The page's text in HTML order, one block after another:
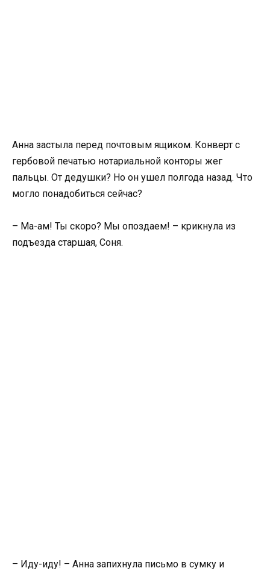
Анна застыла перед почтовым ящиком. Конверт с
гербовой печатью нотариальной конторы жег
пальцы. От дедушки? Но он ушел полгода назад. Что
могло понадобиться сейчас?
– Ма-ам! Ты скоро? Мы опоздаем! – крикнула из
подъезда старшая, Соня.
– Иду-иду! – Анна запихнула письмо в сумку и